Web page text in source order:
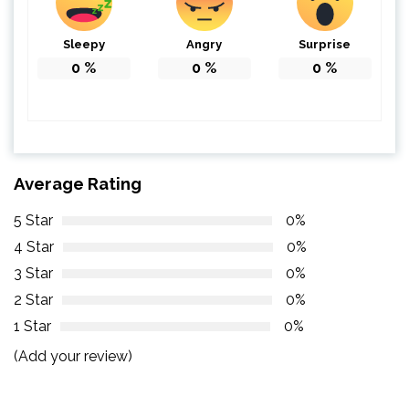
Sleepy
0 %
Angry
0 %
Surprise
0 %
Average Rating
5 Star
0%
4 Star
0%
3 Star
0%
2 Star
0%
1 Star
0%
(Add your review)